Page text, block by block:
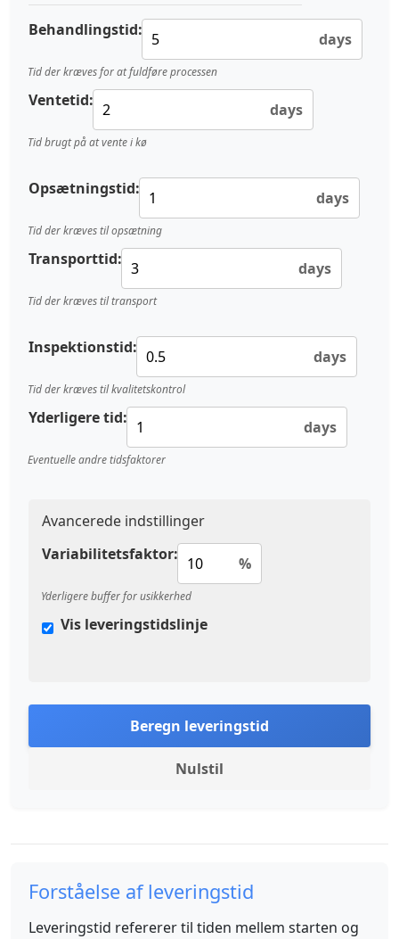
Behandlingstid: days
Tid der kræves for at fuldføre processen
Ventetid: days
Tid brugt på at vente i kø
Opsætningstid: days
Tid der kræves til opsætning
Transporttid: days
Tid der kræves til transport
Inspektionstid: days
Tid der kræves til kvalitetskontrol
Yderligere tid: days
Eventuelle andre tidsfaktorer
Avancerede indstillinger
Variabilitetsfaktor:
%
Yderligere buffer for usikkerhed
Vis leveringstidslinje
Beregn leveringstid
Nulstil
Forståelse af leveringstid
Leveringstid refererer til tiden mellem starten og